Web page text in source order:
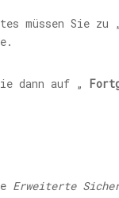
müssen Sie zu
dann auf „
Erweiterte